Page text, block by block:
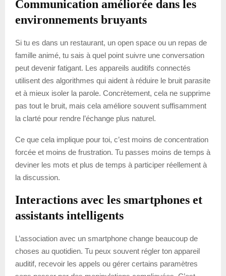
Communication améliorée dans les
environnements bruyants
Si tu es dans un restaurant, un open space ou un repas de
famille animé, tu sais à quel point suivre une conversation
peut devenir fatigant. Les appareils auditifs connectés
utilisent des algorithmes qui aident à réduire le bruit parasite
et à mieux isoler la parole. Concrètement, cela ne supprime
pas tout le bruit, mais cela améliore souvent suffisamment
la clarté pour rendre l’échange plus naturel.
Ce que cela implique pour toi, c’est moins de concentration
forcée et moins de frustration. Tu passes moins de temps à
deviner les mots et plus de temps à participer réellement à
la discussion.
Interactions avec les smartphones et
assistants intelligents
L’association avec un smartphone change beaucoup de
choses au quotidien. Tu peux souvent régler ton appareil
auditif, recevoir les appels ou gérer certains paramètres